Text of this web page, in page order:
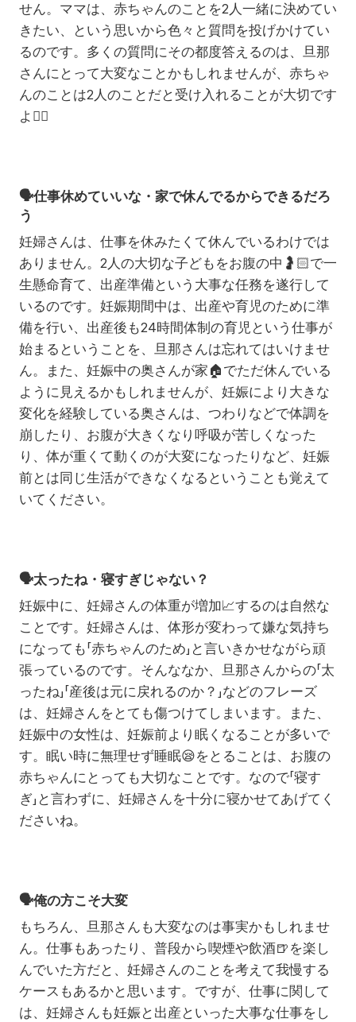
せん。ママは、赤ちゃんのことを2人一緒に決めてい
きたい、という思いから色々と質問を投げかけてい
るのです。多くの質問にその都度答えるのは、旦那
さんにとって大変なことかもしれませんが、赤ちゃ
んのことは2人のことだと受け入れることが大切です
よ ☝🏻
🗣️仕事休めていいな・家で休んでるからできるだろ
う
妊婦さんは、仕事を休みたくて休んでいるわけでは
ありません。2人の大切な子どもをお腹の中 🤰🏻で一
生懸命育て、出産準備という大事な任務を遂行して
いるのです。妊娠期間中は、出産や育児のために準
備を行い、出産後も24時間体制の育児という仕事が
始まるということを、旦那さんは忘れてはいけませ
ん。また、妊娠中の奥さんが家 🏠 でただ休んでいる
ように見えるかもしれませんが、妊娠により大きな
変化を経験している奥さんは、つわりなどで体調を
崩したり、お腹が大きくなり呼吸が苦しくなった
り、体が重くて動くのが大変になったりなど、妊娠
前とは同じ生活ができなくなるということも覚えて
いてください。
🗣️太ったね・寝すぎじゃない？
妊娠中に、妊婦さんの体重が増加📈するのは自然な
ことです。妊婦さんは、体形が変わって嫌な気持ち
になっても「赤ちゃんのため」と言いきかせながら頑
張っているのです。そんななか、旦那さんからの「太
ったね」「産後は元に戻れるのか？」などのフレーズ
は、妊婦さんをとても傷つけてしまいます。また、
妊娠中の女性は、妊娠前より眠くなることが多いで
す。眠い時に無理せず睡眠😪をとることは、お腹の
赤ちゃんにとっても大切なことです。なので「寝す
ぎ」と言わずに、妊婦さんを十分に寝かせてあげてく
ださいね。
🗣️俺の方こそ大変
もちろん、旦那さんも大変なのは事実かもしれませ
ん。仕事もあったり、普段から喫煙や飲酒🍺 を楽し
んでいた方だと、妊婦さんのことを考えて我慢する
ケースもあるかと思います。ですが、仕事に関して
は、妊婦さんも妊娠と出産といった大事な仕事をし